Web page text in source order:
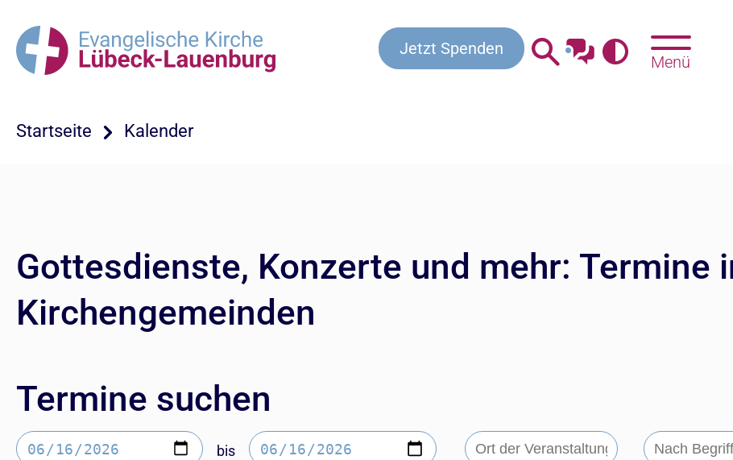
KontaktBeratung & HilfeGottesdienste
Jetzt Spenden
Menü
Startseite Kalender
Gottesdienste, Konzerte und mehr: Termine
Kirchengemeinden
Termine suchen
bis